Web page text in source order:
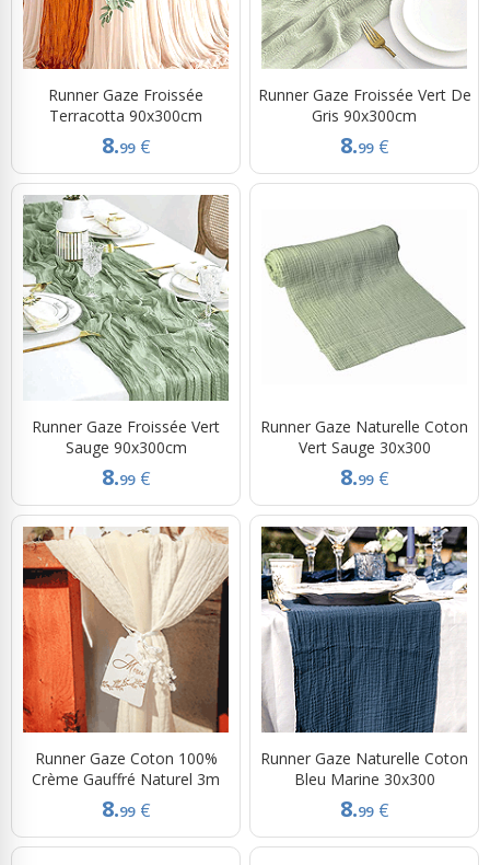
Runner Gaze Froissée
Terracotta 90x300cm
8.99 €
Runner Gaze Froissée Vert De
Gris 90x300cm
8.99 €
Runner Gaze Froissée Vert
Sauge 90x300cm
8.99 €
Runner Gaze Naturelle Coton
Vert Sauge 30x300
8.99 €
Runner Gaze Coton 100%
Crème Gauffré Naturel 3m
8.99 €
Runner Gaze Naturelle Coton
Bleu Marine 30x300
8.99 €